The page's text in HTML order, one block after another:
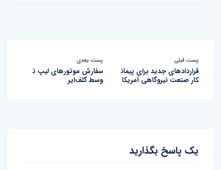
پست قبلی
قراردادهای جدید برای پیمان
کار صنعت نیروگاهی آمریکا
پست بعدی
سفارش موتورهای لیپ ت
وسط گلف‌ایر
یک پاسخ بگذارید